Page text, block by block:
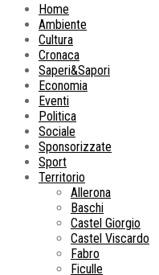
Home
Ambiente
Cultura
Cronaca
Saperi&Sapori
Economia
Eventi
Politica
Sociale
Sponsorizzate
Sport
Territorio
Allerona
Baschi
Castel Giorgio
Castel Viscardo
Fabro
Ficulle